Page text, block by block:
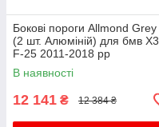
Бокові пороги Allmond Grey
(2 шт. Алюміній) для бмв X3
F-25 2011-2018 рр
В наявності
12 141 ₴ 12 384 ₴